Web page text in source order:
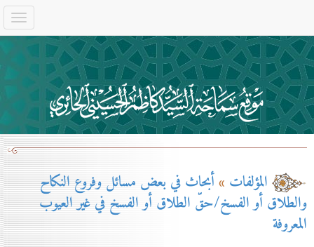
المؤلفات»أبحاث في بعض مسائل وفروع النكاح
والطلاق أو الفسخ/حقّ الطلاق أو الفسخ في غير العيوب
المعروفة